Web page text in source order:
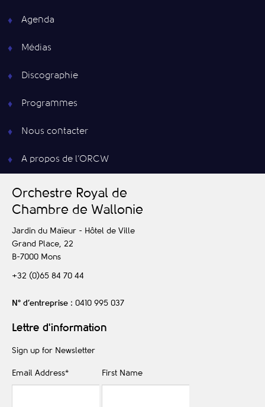
Agenda
Médias
Discographie
Programmes
Nous contacter
A propos de l’ORCW
Orchestre Royal de
Chambre de Wallonie
Jardin du Maïeur - Hôtel de Ville
Grand Place, 22
B-7000 Mons
+32 (0)65 84 70 44
N° d’entreprise : 0410 995 037
Lettre d'information
Sign up for Newsletter
Email Address* First Name